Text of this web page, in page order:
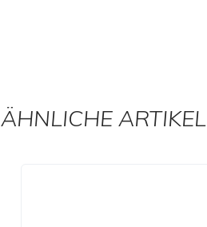
ÄHNLICHE ARTIKEL